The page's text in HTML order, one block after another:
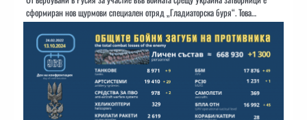
сформиран нов щурмови специален отряд „Гладиаторска буря“. Това…